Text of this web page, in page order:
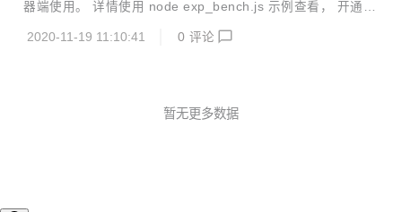
器端使用。 详情使用 node exp_bench.js 示例查看， 开通A
模板文件 {# m1 hbox 横向滚动抽屉 #} <div class="headin
2020-11-19 11:10:41 0 评论
暂无更多数据